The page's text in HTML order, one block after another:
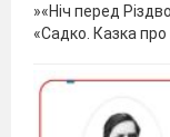
»«Ніч перед
«Садко. Казка